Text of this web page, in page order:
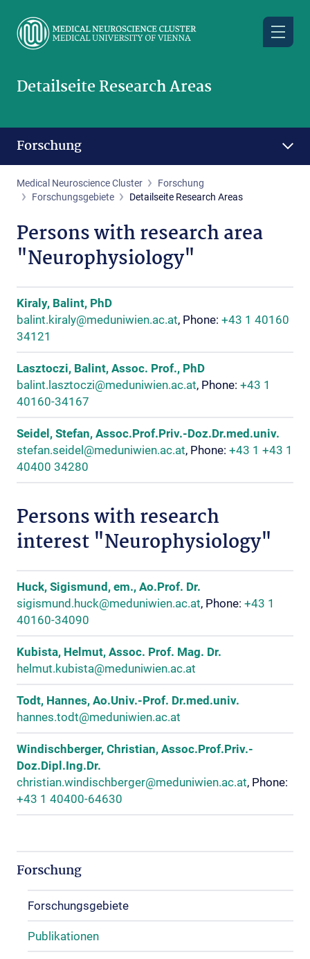
main
Detailseite Research Areas
Forschung
Medical Neuroscience Cluster
Forschung
Forschungsgebiete
Detailseite Research Areas
Persons with research area
"Neurophysiology"
Kiraly, Balint, PhD
balint.kiraly@meduniwien.ac.at, Phone: +43 1 40160
34121
Lasztoczi, Balint, Assoc. Prof., PhD
balint.lasztoczi@meduniwien.ac.at, Phone: +43 1
40160-34167
Seidel, Stefan, Assoc.Prof.Priv.-Doz.Dr.med.univ.
stefan.seidel@meduniwien.ac.at, Phone: +43 1 +43 1
40400 34280
Persons with research
interest "Neurophysiology"
Huck, Sigismund, em., Ao.Prof. Dr.
sigismund.huck@meduniwien.ac.at, Phone: +43 1
40160-34090
Kubista, Helmut, Assoc. Prof. Mag. Dr.
helmut.kubista@meduniwien.ac.at
Todt, Hannes, Ao.Univ.-Prof. Dr.med.univ.
hannes.todt@meduniwien.ac.at
Windischberger, Christian, Assoc.Prof.Priv.-
Doz.Dipl.Ing.Dr.
christian.windischberger@meduniwien.ac.at, Phone:
+43 1 40400-64630
Forschung
Forschungsgebiete
Publikationen